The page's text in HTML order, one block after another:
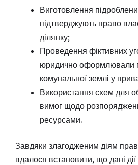
Виготовлення
підтверджують право
ділянку;
Проведення фіктивних
юридично оформлювали
комунальної землі у
Використання схем для
вимог щодо
ресурсами.
Завдяки злагодженим діям
вдалося встановити, що дані